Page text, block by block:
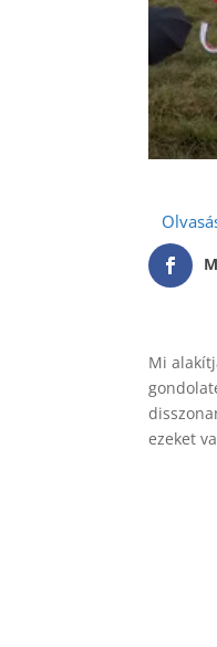
Mi
ezeket